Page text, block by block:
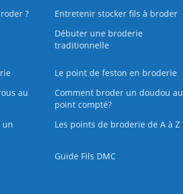
?
Entretenir stocker fils à broder
Débuter une broderie
traditionnelle
Le point de feston en broderie
au
Comment broder un doudou au
point compté?
un
Les points de broderie de A à Z
Guide Fils DMC